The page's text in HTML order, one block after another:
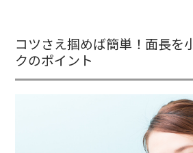
コツさえ掴めば簡単！面長を
クのポイント